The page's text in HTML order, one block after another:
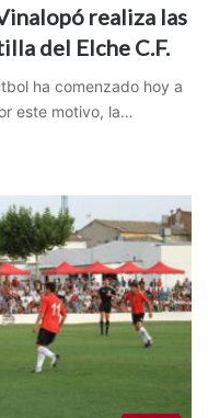
realiza las
del Elche C.F.
ha comenzado hoy a
este motivo, la…